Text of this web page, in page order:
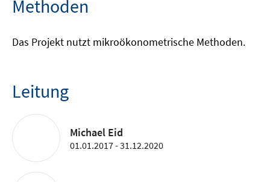
Methoden
Das Projekt nutzt mikroökonometrische Methoden.
Leitung
Michael Eid
01.01.2017 - 31.12.2020